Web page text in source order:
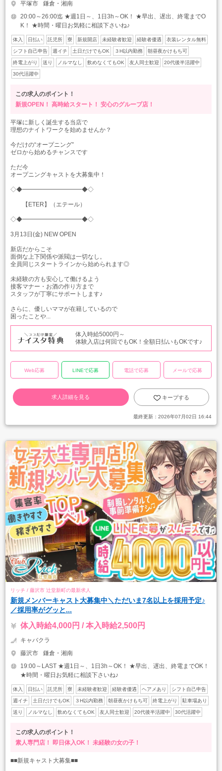
平塚市
鎌倉・湘南
20:00～26:00迄 ★週1日～、1日3h～OK！ ★早出、遅出、終電までO
K！ ★時間・曜日お気軽に相談下さいね♪
体入 日払い 託児所 寮 新規開店 未経験者歓迎 経験者優遇 衣装レンタル無料
シフト自己申告 週イチ 土日だけでもOK ３H以内勤務 朝昼夜かけもち可
終電上がり 送り ノルマなし 飲めなくてもOK 友人同士歓迎 20代後半活躍中
30代活躍中
この求人のポイント！
新規OPEN！ 高時給スタート！ 安心のグループ店！
平塚に新しく誕生する当店で
理想のナイトワークを始めませんか？
今だけの“オープニング”
ゼロから始めるチャンスです
ただ今
オープニングキャストを大募集中！
◇◆━━━━━━━━━━◆◇
【ETER】（エテール）
◇◆━━━━━━━━━━◆◇
3月13日(金) NEW OPEN
新店だからこそ
面倒な上下関係や派閥は一切なし。
全員同じスタートラインから始められます◎
未経験の方も安心して働けるよう
接客マナー・お酒の作り方まで
スタッフが丁寧にサポートします♪
さらに、優しいママが在籍しているので
困ったことや...
体入時給5000円～
体験入店は何回でもOK！全額日払いもOKです♪
Web応募 LINEで応募 電話で応募 メールで応募
求人詳細を見る キープする
最終更新： 2026年07月02日 16:44
リッチ / 藤沢市 辻堂新町の最新求人
新規メンバーキャスト大募集中＼ただいま7名以上を採用予定♪
／採用率がグッと...
体入時給4,000円 / 本入時給2,500円
キャバクラ
藤沢市
鎌倉・湘南
19:00～LAST ★週1日～、1日3h～OK！ ★早出、遅出、終電までOK！
★時間・曜日お気軽に相談下さいね♪
体入 日払い 託児所 寮 未経験者歓迎 経験者優遇 ヘアメあり シフト自己申告
週イチ 土日だけでもOK ３H以内勤務 朝昼夜かけもち可 終電上がり 駐車場あり
送り ノルマなし 飲めなくてもOK 友人同士歓迎 20代後半活躍中 30代活躍中
この求人のポイント！
素人専門店！
即日体入OK！ 未経験の女の子！
■■新規キャスト大募集■■